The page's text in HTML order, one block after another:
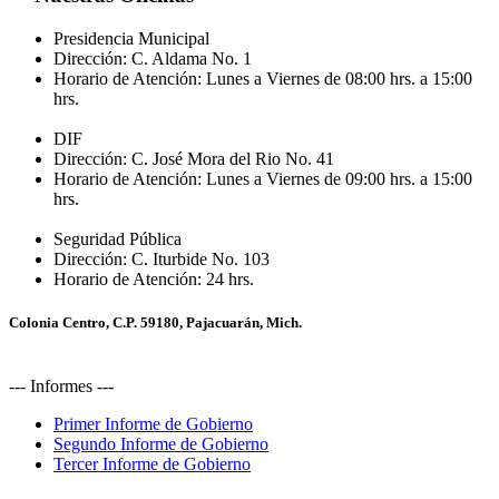
Presidencia Municipal
Dirección: C. Aldama No. 1
Horario de Atención: Lunes a Viernes de 08:00 hrs. a 15:00
hrs.
DIF
Dirección: C. José Mora del Rio No. 41
Horario de Atención: Lunes a Viernes de 09:00 hrs. a 15:00
hrs.
Seguridad Pública
Dirección: C. Iturbide No. 103
Horario de Atención: 24 hrs.
Colonia Centro, C.P. 59180, Pajacuarán, Mich.
--- Informes ---
Primer Informe de Gobierno
Segundo Informe de Gobierno
Tercer Informe de Gobierno